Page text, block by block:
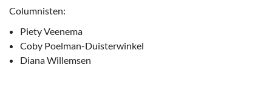
Columnisten:
Piety Veenema
Coby Poelman-Duisterwinkel
Diana Willemsen